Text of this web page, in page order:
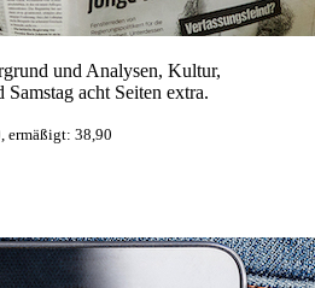
und Analysen, Kultur,
acht Seiten extra.
ermäßigt: 38,90